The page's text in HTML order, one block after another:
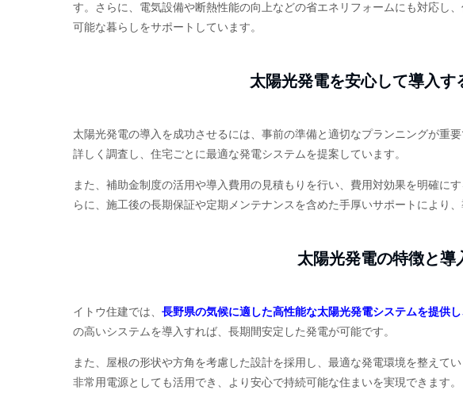
す。さらに、電気設備や断熱性能の向上などの省エネリフォームにも対応し
可能な暮らしをサポートしています。
太陽光発電を安心して導入す
太陽光発電の導入を成功させるには、事前の準備と適切なプランニングが重
詳しく調査し、住宅ごとに最適な発電システムを提案しています。
また、補助金制度の活用や導入費用の見積もりを行い、費用対効果を明確に
らに、施工後の長期保証や定期メンテナンスを含めた手厚いサポートにより
太陽光発電の特徴と導
イトウ住建では、長野県の気候に適した高性能な太陽光発電システムを提供
の高いシステムを導入すれば、長期間安定した発電が可能です。
また、屋根の形状や方角を考慮した設計を採用し、最適な発電環境を整えて
非常用電源としても活用でき、より安心で持続可能な住まいを実現できます。